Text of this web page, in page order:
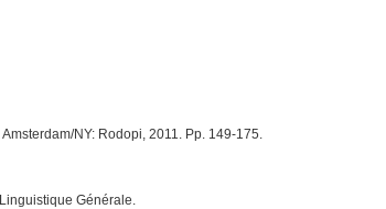
NY: Rodopi, 2011. Pp. 149-175.
Générale